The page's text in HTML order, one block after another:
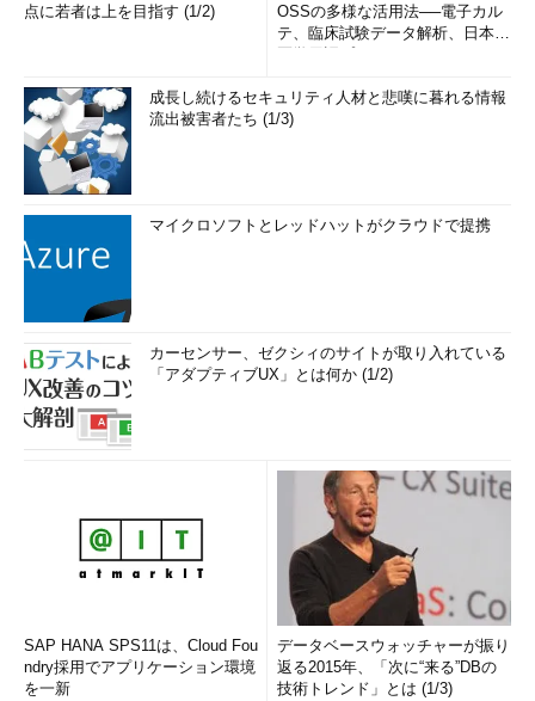
点に若者は上を目指す (1/2)
OSSの多様な活用法──電子カル
テ、臨床試験データ解析、日本語
成長し続けるセキュリティ人材と悲嘆に暮れる情報
流出被害者たち (1/3)
マイクロソフトとレッドハットがクラウドで提携
カーセンサー、ゼクシィのサイトが取り入れている
「アダプティブUX」とは何か (1/2)
SAP HANA SPS11は、Cloud Fou
ndry採用でアプリケーション環境
を一新
データベースウォッチャーが振り
返る2015年、「次に“来る”DBの
技術トレンド」とは (1/3)